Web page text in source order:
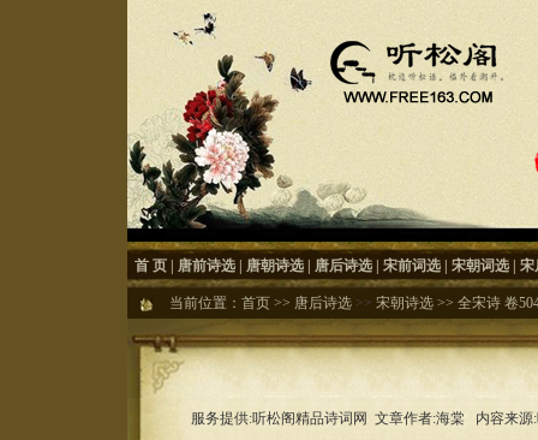
首 页 唐前诗选 唐朝诗选 唐后诗选 宋前词选 宋朝词选 宋
当前位置： 首页 >> 唐后诗选 >> 宋朝诗选 >> 全宋诗 卷
服务提供:听松阁精品诗词网 文章作者:海棠 内容来